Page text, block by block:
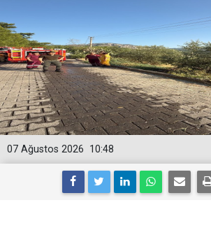
10:48
07 Ağustos 2026